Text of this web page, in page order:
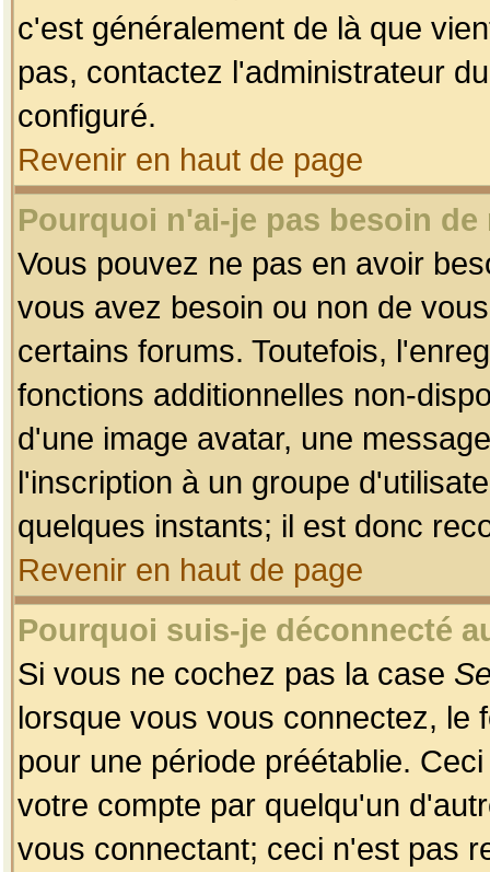
c'est généralement de là que
pas, contactez l'administrateur
configuré.
Revenir en haut de page
Pourquoi n'ai-je pas besoin
Vous pouvez ne pas en avoir
vous avez besoin ou non de
certains forums. Toutefois,
fonctions additionnelles non-
d'une image avatar, une
l'inscription à un groupe
quelques instants; il est donc
Revenir en haut de page
Pourquoi suis-je déconnecté
Si vous ne cochez pas la case
lorsque vous vous connectez, le
pour une période préétablie.
votre compte par quelqu'un
vous connectant; ceci n'est pas